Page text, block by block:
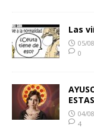
Las
05/
0
04/
4